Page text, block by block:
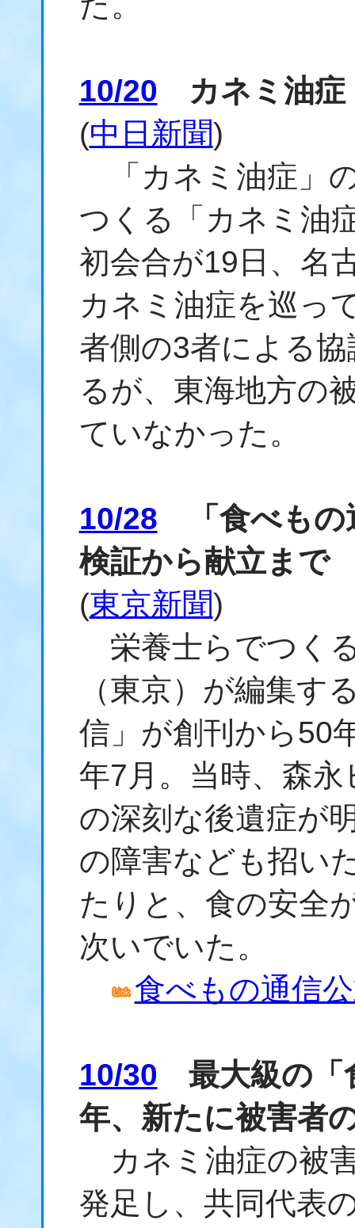
10/20 カネミ油症
(中日新聞)
「カネミ油症」
つくる「カネミ油
初会合が19日、名
カネミ油症を巡っ
者側の3者による
るが、東海地方の
ていなかった。
10/28 「食べもの
検証から献立まで
(東京新聞)
栄養士らでつく
（東京）が編集す
信」が創刊から50
年7月。当時、森
の深刻な後遺症が
の障害なども招い
たりと、食の安全
次いでいた。
食べもの通信
10/30 最大級の「
年、新たに被害者
カネミ油症の被
発足し、共同代表